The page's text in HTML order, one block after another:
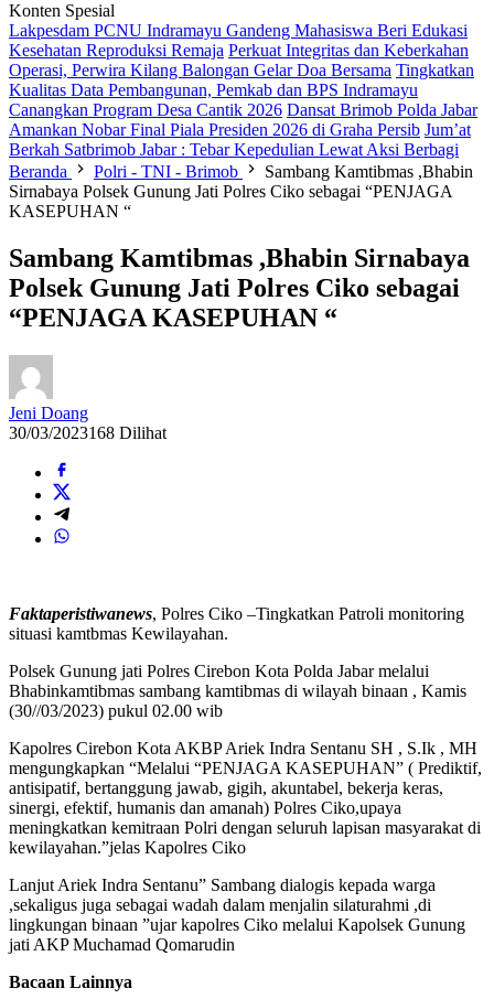
Konten Spesial
Lakpesdam PCNU Indramayu Gandeng Mahasiswa Beri Edukasi
Kesehatan Reproduksi Remaja Perkuat Integritas dan Keberkahan
Operasi, Perwira Kilang Balongan Gelar Doa Bersama Tingkatkan
Kualitas Data Pembangunan, Pemkab dan BPS Indramayu
Canangkan Program Desa Cantik 2026 Dansat Brimob Polda Jabar
Amankan Nobar Final Piala Presiden 2026 di Graha Persib Jum’at
Berkah Satbrimob Jabar : Tebar Kepedulian Lewat Aksi Berbagi
Beranda
Polri - TNI - Brimob
Sambang Kamtibmas ,Bhabin
Sirnabaya Polsek Gunung Jati Polres Ciko sebagai “PENJAGA
KASEPUHAN “
Sambang Kamtibmas ,Bhabin Sirnabaya
Polsek Gunung Jati Polres Ciko sebagai
“PENJAGA KASEPUHAN “
Jeni Doang
30/03/2023168 Dilihat
Faktaperistiwanews, Polres Ciko –Tingkatkan Patroli monitoring
situasi kamtbmas Kewilayahan.
Polsek Gunung jati Polres Cirebon Kota Polda Jabar melalui
Bhabinkamtibmas sambang kamtibmas di wilayah binaan , Kamis
(30//03/2023) pukul 02.00 wib
Kapolres Cirebon Kota AKBP Ariek Indra Sentanu SH , S.Ik , MH
mengungkapkan “Melalui “PENJAGA KASEPUHAN” ( Prediktif,
antisipatif, bertanggung jawab, gigih, akuntabel, bekerja keras,
sinergi, efektif, humanis dan amanah) Polres Ciko,upaya
meningkatkan kemitraan Polri dengan seluruh lapisan masyarakat di
kewilayahan.”jelas Kapolres Ciko
Lanjut Ariek Indra Sentanu” Sambang dialogis kepada warga
,sekaligus juga sebagai wadah dalam menjalin silaturahmi ,di
lingkungan binaan ”ujar kapolres Ciko melalui Kapolsek Gunung
jati AKP Muchamad Qomarudin
Bacaan Lainnya